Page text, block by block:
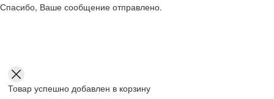
Спасибо, Ваше сообщение отправлено.
Товар успешно добавлен в корзину